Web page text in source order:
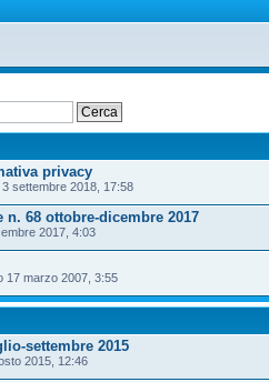
privacy
settembre 2018, 17:58
n. 68 ottobre-dicembre 2017
2017, 4:03
17 marzo 2007, 3:55
settembre 2015
2015, 12:46